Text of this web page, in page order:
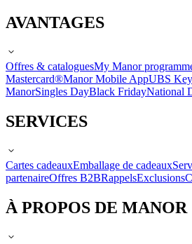
AVANTAGES
Offres & cataloguesMy Manor
Mastercard®Manor Mobile AppUBS
ManorSingles DayBlack FridayNational
SERVICES
Cartes cadeauxEmballage de cadeaux
partenaireOffres B2BRappelsExclusions
À PROPOS DE MANOR